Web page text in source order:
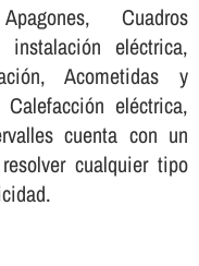
Cuadros
eléctrica,
Acometidas y
eléctrica,
cuenta con un
cualquier tipo